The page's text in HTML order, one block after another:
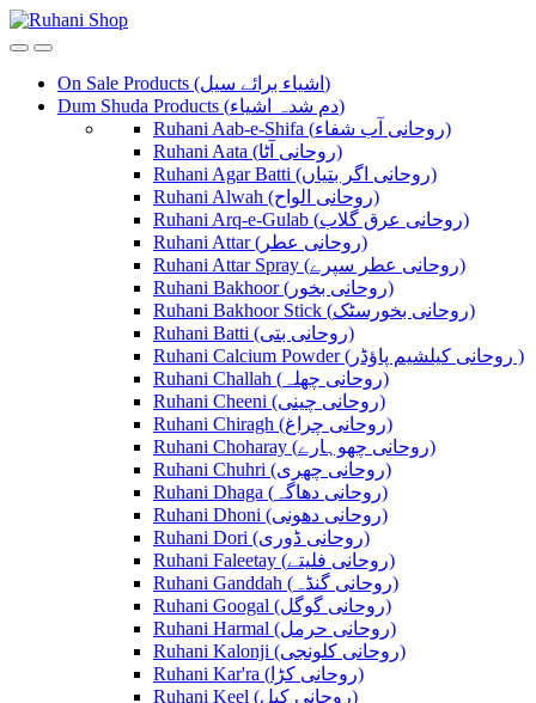
Skip
to
Skip
to
On Sale Products (اشیاء برائے سیل)
Dum Shuda Products (دم شدہ اشیاء)
Ruhani Aab-e-Shifa (روحانی آب شفاء)
Ruhani Aata (روحانی آٹا)
Ruhani Agar Batti (روحانی اگر بتیاں)
Ruhani Alwah (روحانی الواح)
Ruhani Arq-e-Gulab (روحانی عرق گلاب)
Ruhani Attar (روحانی عطر)
Ruhani Attar Spray (روحانی عطر سپرے)
Ruhani Bakhoor (روحانی بخور)
Ruhani Bakhoor Stick (روحانی بخورسٹک)
Ruhani Batti (روحانی بتی)
Ruhani Calcium Powder (روحانی کیلشیم پاؤڈر )
Ruhani Challah (روحانی چھلہ)
Ruhani Cheeni (روحانی چینی)
Ruhani Chiragh (روحانی چراغ)
Ruhani Choharay (روحانی چھوہارے)
Ruhani Chuhri (روحانی چھری)
Ruhani Dhaga (روحانی دھاگہ)
Ruhani Dhoni (روحانی دھونی)
Ruhani Dori (روحانی ڈوری)
Ruhani Faleetay (روحانی فلیتے)
Ruhani Ganddah (روحانی گنڈہ)
Ruhani Googal (روحانی گوگل)
Ruhani Harmal (روحانی حرمل)
Ruhani Kalonji (روحانی کلونجی)
Ruhani Kar'ra (روحانی کڑا)
Ruhani Keel (روحانی کیل)